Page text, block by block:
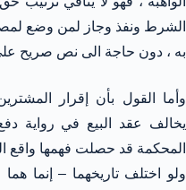
الشرط ونفذ وجاز لمن وضع
به ، دون حاجة الى نص صريح
وأما القول بأن إقرار
يخالف عقد البيع في رواية
المحكمة قد حصلت فهمها واقع
ولو اختلف تاريخهما – إنما